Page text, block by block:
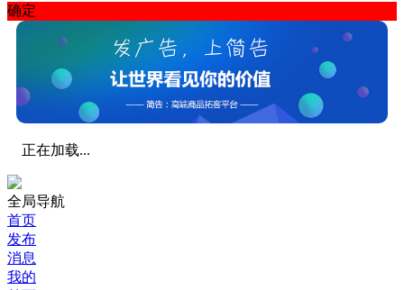
确定
正在加载...
全局导航
首页
发布
消息
我的